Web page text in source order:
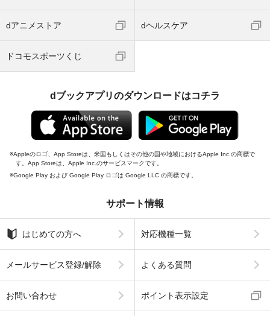
dアニメストア dヘルスケア
ドコモスポーツくじ
dブックアプリのダウンロードはコチラ
Appleのロゴ、App Storeは、米国もしくはその他の国や地域におけるApple Inc.の商標で
す。App Storeは、Apple Inc.のサービスマークです。
Google Play および Google Play ロゴは Google LLC の商標です。
サポート情報
はじめての方へ 対応機種一覧
メールサービス登録/解除 よくある質問
お問い合わせ ポイント表示設定